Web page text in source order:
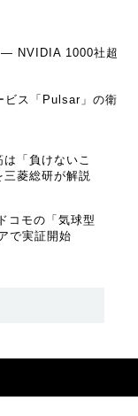
NVIDIA 1000社超
ビス「Pulsar」の衛
「負けないこ
菱総研が解説
コモの「気球型
で実証開始